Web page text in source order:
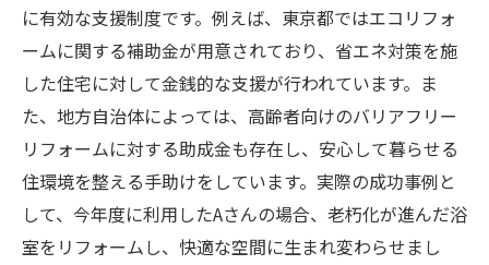
に有効な支援制度です。例えば、東京都ではエコリフォ
ームに関する補助金が用意されており、省エネ対策を施
した住宅に対して金銭的な支援が行われています。ま
た、地方自治体によっては、高齢者向けのバリアフリー
リフォームに対する助成金も存在し、安心して暮らせる
住環境を整える手助けをしています。実際の成功事例と
して、今年度に利用したAさんの場合、老朽化が進んだ浴
室をリフォームし、快適な空間に生まれ変わらせまし